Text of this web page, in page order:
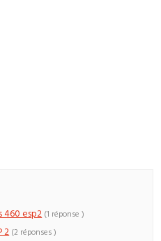
460 esp2 (1 réponse )
2 (2 réponses )